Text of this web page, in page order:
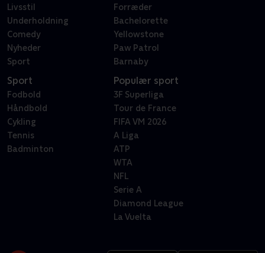
Livsstil
Underholdning
Comedy
Nyheder
Sport
Forræder
Bachelorette
Yellowstone
Paw Patrol
Barnaby
Sport
Fodbold
Håndbold
Cykling
Tennis
Badminton
Populær sport
3F Superliga
Tour de France
FIFA VM 2026
A Liga
ATP
WTA
NFL
Serie A
Diamond League
La Vuelta